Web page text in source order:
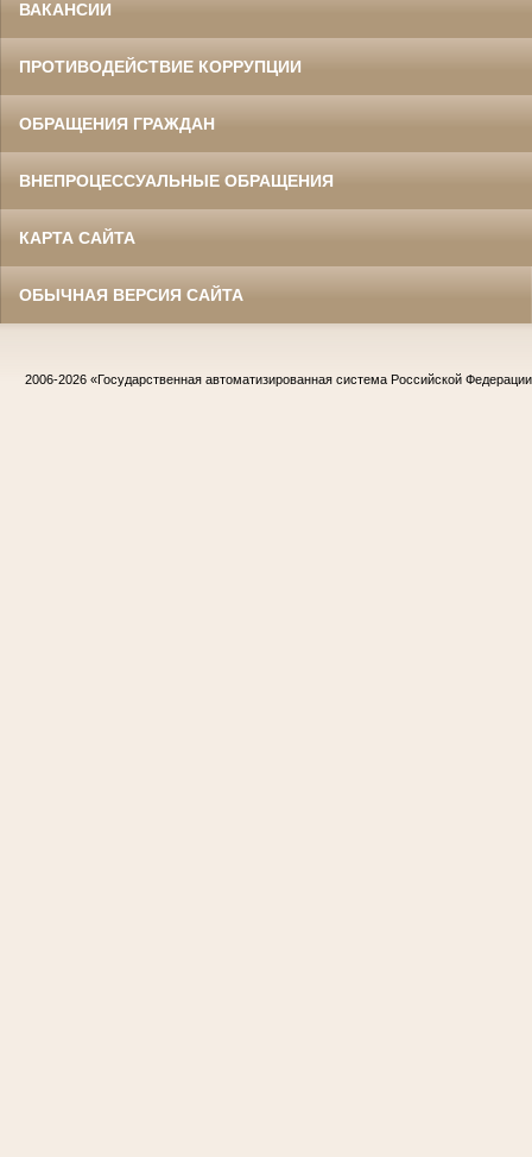
ВАКАНСИИ
ПРОТИВОДЕЙСТВИЕ КОРРУПЦИИ
ОБРАЩЕНИЯ ГРАЖДАН
ВНЕПРОЦЕССУАЛЬНЫЕ ОБРАЩЕНИЯ
КАРТА САЙТА
ОБЫЧНАЯ ВЕРСИЯ САЙТА
2006-2026 «Государственная автоматизированная система Российской